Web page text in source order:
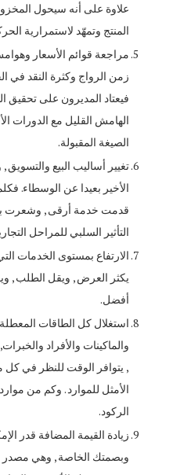
علاوة على أنه سيحول
المنتج وتمهّد لاستمرارية
مراجعة قوائم الأسعار
زمن الرواج وكثرة النقد في
فيعتاد المديرون على تحقيق
الهامش القليل مع الدورات
الصيغة المقبولة.
تغيير أساليب البيع
الأخير بعيدا عن الوسطاء.
قدمت خدمة أرقى , وشعرت
التأثير السلبي للمراحل
الارتفاع بمستوى الخدمات
يكثر العرض , ويقل الطلب ,
أفضل.
استغلال كل الطاقات المعطلة
والماكينات والأفراد
, يتوافر الوقت للنظر في
الأمثل للموارد . وكم من
الركود.
زيادة القيمة المضافة قدر
وبصمتك الخاصة , وهي مصدر